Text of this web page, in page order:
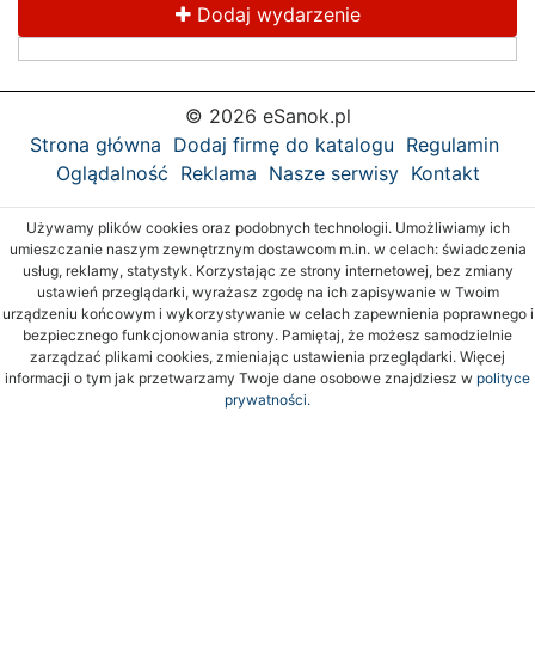
Dodaj wydarzenie
© 2026 eSanok.pl
Strona główna Dodaj firmę do katalogu Regulamin
Oglądalność Reklama Nasze serwisy Kontakt
Używamy plików cookies oraz podobnych technologii. Umożliwiamy ich
umieszczanie naszym zewnętrznym dostawcom m.in. w celach: świadczenia
usług, reklamy, statystyk. Korzystając ze strony internetowej, bez zmiany
ustawień przeglądarki, wyrażasz zgodę na ich zapisywanie w Twoim
urządzeniu końcowym i wykorzystywanie w celach zapewnienia poprawnego i
bezpiecznego funkcjonowania strony. Pamiętaj, że możesz samodzielnie
zarządzać plikami cookies, zmieniając ustawienia przeglądarki. Więcej
informacji o tym jak przetwarzamy Twoje dane osobowe znajdziesz w polityce
prywatności.